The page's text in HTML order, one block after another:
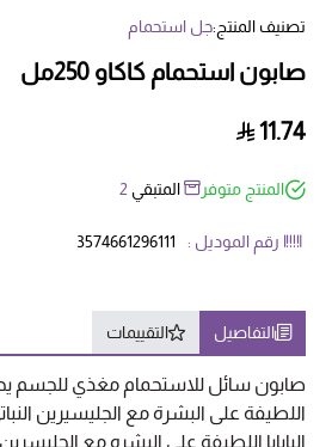
تصنيف المنتج:جل استحمام
صابون استحمام كاكاو 250مل
11.74
المنتج متوفر المتبقي 2
رقم الموديل : 3574661296111
التفاصيل التقييمات
صابون سائل للاستحمام مغذي للجسم
اللطيفة على البشرة مع الجليسيرين
البابايا اللطيفة على البشره مع